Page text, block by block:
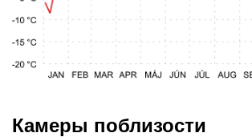
Камеры поблизости